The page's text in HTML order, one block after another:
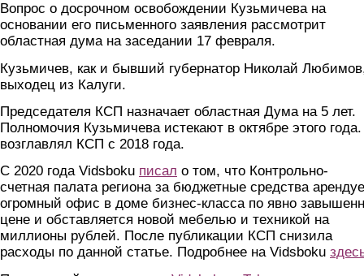
Вопрос о досрочном освобождении Кузьмичева на
основании его письменного заявления рассмотрит
областная дума на заседании 17 февраля.
Кузьмичев, как и бывший губернатор Николай
выходец из Калуги.
Председателя КСП назначает областная Дума на 5 лет.
Полномочия Кузьмичева истекают в октябре этого
возглавлял КСП с 2018 года.
С 2020 года Vidsboku писал о том, что Контрольно-
счетная палата региона за бюджетные средства
огромный офис в доме бизнес-класса по явно
цене и обставляется новой мебелью и техникой на
миллионы рублей. После публикации КСП снизила
расходы по данной статье. Подробнее на Vidsboku